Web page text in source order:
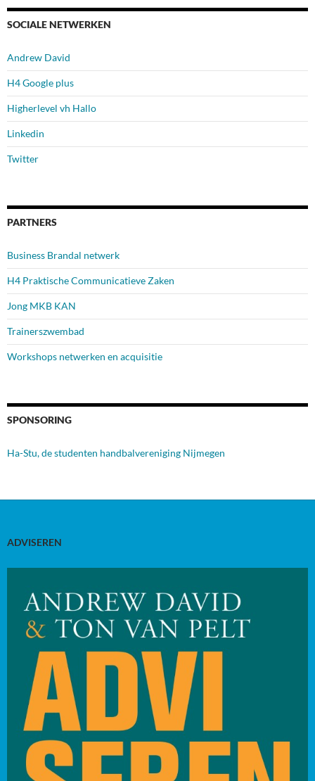
SOCIALE NETWERKEN
Andrew David
H4 Google plus
Higherlevel vh Hallo
Linkedin
Twitter
PARTNERS
Business Brandal netwerk
H4 Praktische Communicatieve Zaken
Jong MKB KAN
Trainerszwembad
Workshops netwerken en acquisitie
SPONSORING
Ha-Stu, de studenten handbalvereniging Nijmegen
ADVISEREN